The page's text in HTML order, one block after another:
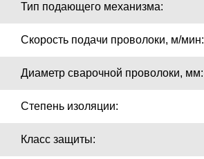
Тип подающего механизма:
Скорость подачи проволоки, м/мин:
Диаметр сварочной проволоки, мм:
Степень изоляции:
Класс защиты: